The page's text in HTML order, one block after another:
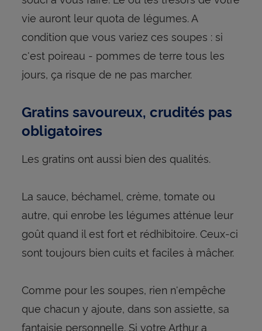
vie auront leur quota de légumes. A
condition que vous variez ces soupes : si
c'est poireau - pommes de terre tous les
jours, ça risque de ne pas marcher.
Gratins savoureux, crudités pas
obligatoires
Les gratins ont aussi bien des qualités.
La sauce, béchamel, crème, tomate ou
autre, qui enrobe les légumes atténue leur
goût quand il est fort et rédhibitoire. Ceux-ci
sont toujours bien cuits et faciles à mâcher.
Comme pour les soupes, rien n'empêche
que chacun y ajoute, dans son assiette, sa
fantaisie personnelle. Si votre Arthur a